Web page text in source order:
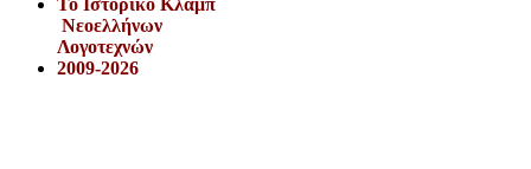
Το Iστορικό Κλαμπ
Νεοελλήνων
Λογοτεχνών
2009-2026